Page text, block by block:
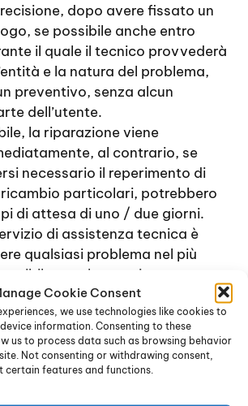
Cookie Consent
we use technologies like cookies to
information. Consenting to these
us to process data such as browsing behavior
Not consenting or withdrawing consent,
certain features and functions.
dopo avere fissato un
se possibile anche entro
il quale il tecnico provvederà
e la natura del problema,
preventivo, senza alcun
dell’utente.
la riparazione viene
al contrario, se
necessario il reperimento di
ricambio particolari, potrebbero
di attesa di uno / due giorni.
di assistenza tecnica è
qualsiasi problema nel più
con la massima
minima spesa per l’assistito.
necessario, ad
di modelli molto vecchi per i
troppo costoso, reperire i pezzi
che interviene per la
consigliare la sostituzione